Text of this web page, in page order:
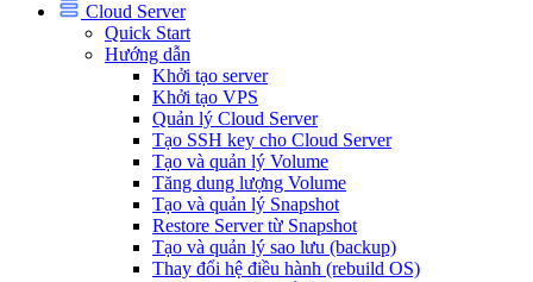
Cloud Server
Quick Start
Hướng dẫn
Khởi tạo server
Khởi tạo VPS
Quản lý Cloud Server
Tạo SSH key cho Cloud Server
Tạo và quản lý Volume
Tăng dung lượng Volume
Tạo và quản lý Snapshot
Restore Server từ Snapshot
Tạo và quản lý sao lưu (backup)
Thay đổi hệ điều hành (rebuild OS)